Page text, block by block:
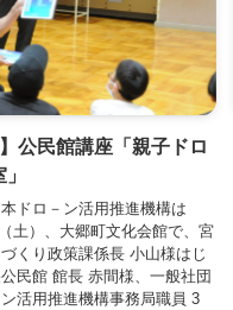
公民館講座「親子ドロ
ドロ－ン活用推進機構は
土）、大郷町文化会館で、宮
くり政策課係長 小山様はじ
民館 館長 赤間様、一般社団
活用推進機構事務局職員 3